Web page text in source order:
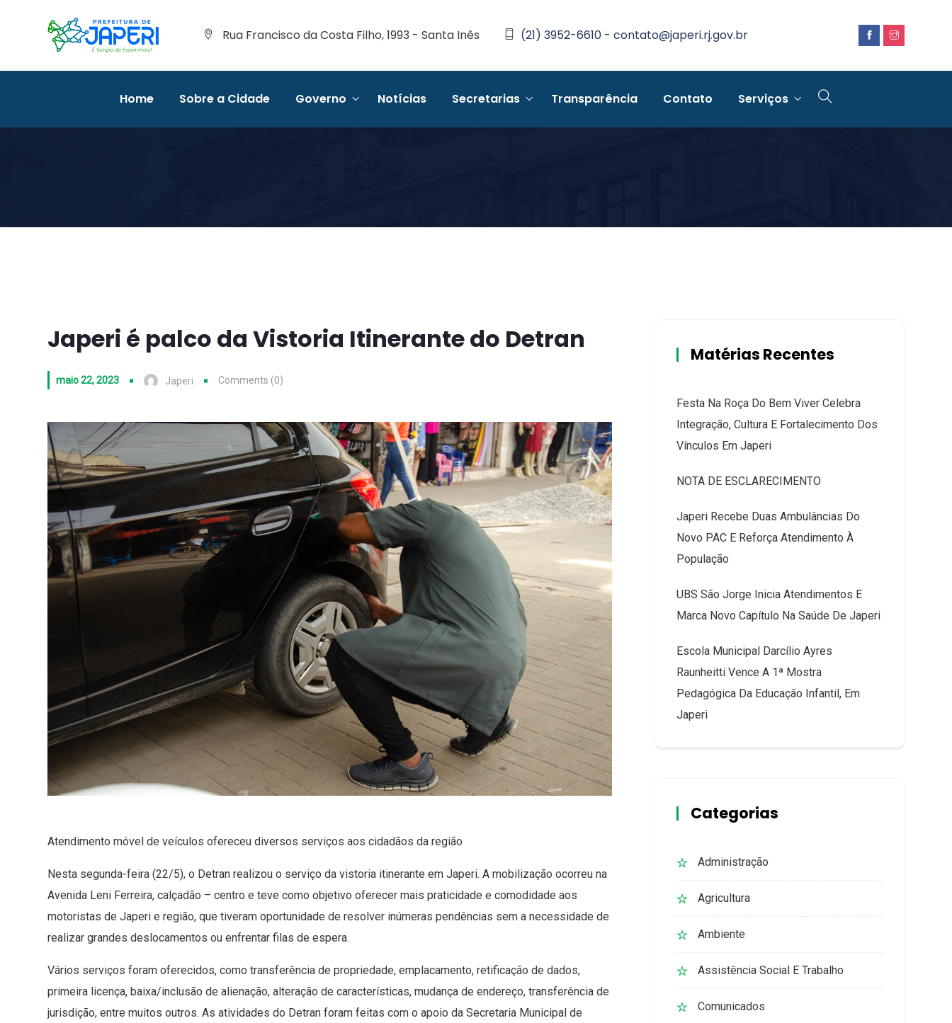
Rua Francisco da Costa Filho, 1993 - Santa Inês (21) 3952-6610 - contato@japeri.rj.gov.br
Home Sobre a Cidade Governo Notícias Secretarias Transparência Contato Serviços
Japeri é palco da Vistoria Itinerante do Detran
maio 22, 2023 Japeri Comments (0)
Atendimento móvel de veículos ofereceu diversos serviços aos cidadãos da região
Nesta segunda-feira (22/5), o Detran realizou o serviço da vistoria itinerante em Japeri. A mobilização ocorreu na
Avenida Leni Ferreira, calçadão – centro e teve como objetivo oferecer mais praticidade e comodidade aos
motoristas de Japeri e região, que tiveram oportunidade de resolver inúmeras pendências sem a necessidade de
realizar grandes deslocamentos ou enfrentar filas de espera.
Vários serviços foram oferecidos, como transferência de propriedade, emplacamento, retificação de dados,
primeira licença, baixa/inclusão de alienação, alteração de características, mudança de endereço, transferência de
jurisdição, entre muitos outros. As atividades do Detran foram feitas com o apoio da Secretaria Municipal de
Matérias Recentes
Festa Na Roça Do Bem Viver Celebra
Integração, Cultura E Fortalecimento Dos
Vínculos Em Japeri
NOTA DE ESCLARECIMENTO
Japeri Recebe Duas Ambulâncias Do
Novo PAC E Reforça Atendimento À
População
UBS São Jorge Inicia Atendimentos E
Marca Novo Capítulo Na Saúde De Japeri
Escola Municipal Darcílio Ayres
Raunheitti Vence A 1ª Mostra
Pedagógica Da Educação Infantil, Em
Japeri
Categorias
Administração
Agricultura
Ambiente
Assistência Social E Trabalho
Comunicados